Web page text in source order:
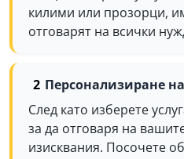
килими или прозорци,
отговарят на всички
Персонализиране на
След като изберете
за да отговаря на
изисквания. Посочете